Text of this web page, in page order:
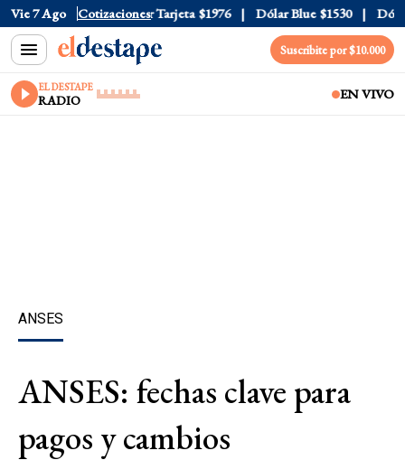
Vie 7 Ago Cotizaciones
$1520 Dólar Tarjeta $1976 Dólar Blue $1530 Dólar
Suscribite por $10.000
EL DESTAPE
RADIO EN VIVO
ANSES
ANSES: fechas clave para
pagos y cambios